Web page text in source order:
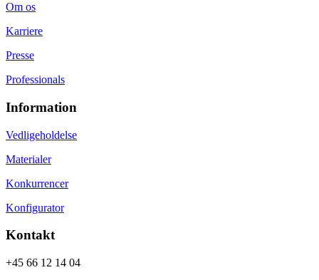
Om os
Karriere
Presse
Professionals
Information
Vedligeholdelse
Materialer
Konkurrencer
Konfigurator
Kontakt
+45 66 12 14 04